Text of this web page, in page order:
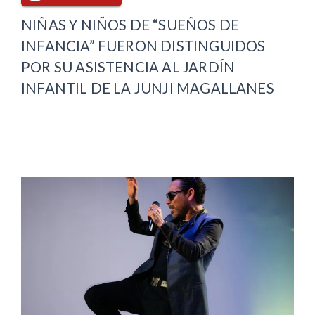
NIÑAS Y NIÑOS DE “SUEÑOS DE
INFANCIA” FUERON DISTINGUIDOS
POR SU ASISTENCIA AL JARDÍN
INFANTIL DE LA JUNJI MAGALLANES